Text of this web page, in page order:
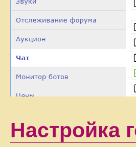
Настройка